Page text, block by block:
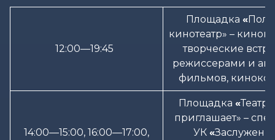
12:00—19:45
Площадка «
кинотеатр» –
творческие
режиссерами и
фильмов,
14:00—15:00, 16:00—17:00,
Площадка «Театр
приглашает» –
УК «